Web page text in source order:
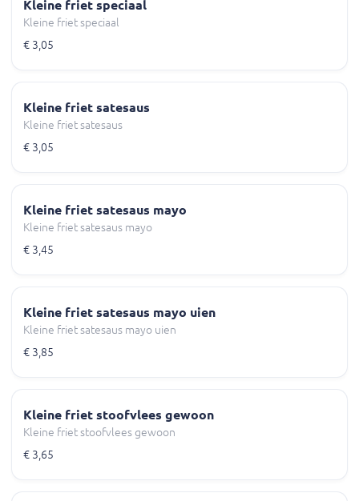
Kleine friet speciaal
Kleine friet speciaal
€ 3,05
Kleine friet satesaus
Kleine friet satesaus
€ 3,05
Kleine friet satesaus mayo
Kleine friet satesaus mayo
€ 3,45
Kleine friet satesaus mayo uien
Kleine friet satesaus mayo uien
€ 3,85
Kleine friet stoofvlees gewoon
Kleine friet stoofvlees gewoon
€ 3,65